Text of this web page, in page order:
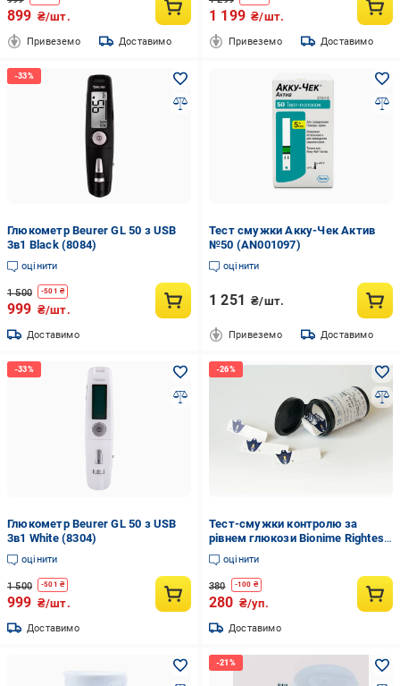
899 ₴/шт.
Привеземо Доставимо
1 199 ₴/шт.
Привеземо Доставимо
Глюкометр Beurer GL 50 з USB
3в1 Black (8084)
оцінити
1 500 -501 ₴
999 ₴/шт.
Доставимо
Тест смужки Акку-Чек Актив
№50 (AN001097)
оцінити
1 251 ₴/шт.
Привеземо Доставимо
Глюкометр Beurer GL 50 з USB
3в1 White (8304)
оцінити
1 500 -501 ₴
999 ₴/шт.
Доставимо
Тест-смужки контролю за
рівнем глюкози Bionime Rightest
GS300 25 шт.
оцінити
380 -100 ₴
280 ₴/уп.
Доставимо